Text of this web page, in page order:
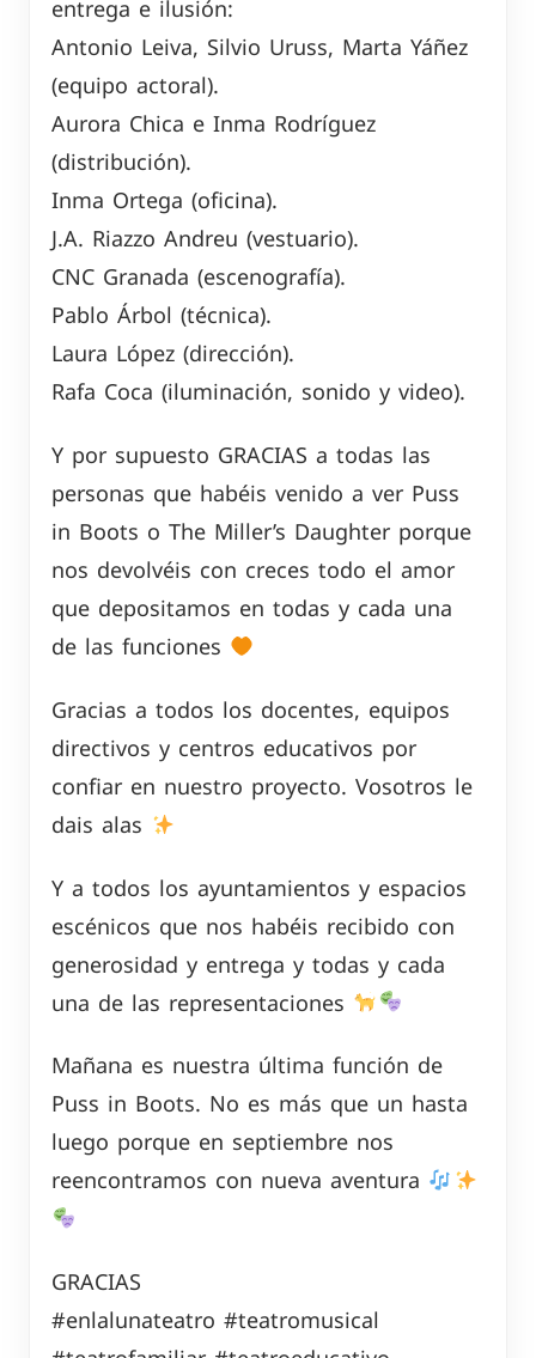
entrega e ilusión:
Antonio Leiva, Silvio Uruss, Marta Yáñez
(equipo actoral).
Aurora Chica e Inma Rodríguez
(distribución).
Inma Ortega (oficina).
J.A. Riazzo Andreu (vestuario).
CNC Granada (escenografía).
Pablo Árbol (técnica).
Laura López (dirección).
Rafa Coca (iluminación, sonido y video).
Y por supuesto GRACIAS a todas las
personas que habéis venido a ver Puss
in Boots o The Miller’s Daughter porque
nos devolvéis con creces todo el amor
que depositamos en todas y cada una
de las funciones
Gracias a todos los docentes, equipos
directivos y centros educativos por
confiar en nuestro proyecto. Vosotros le
dais alas
Y a todos los ayuntamientos y espacios
escénicos que nos habéis recibido con
generosidad y entrega y todas y cada
una de las representaciones
Mañana es nuestra última función de
Puss in Boots. No es más que un hasta
luego porque en septiembre nos
reencontramos con nueva aventura
GRACIAS
#enlalunateatro #teatromusical